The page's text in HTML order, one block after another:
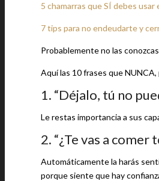
5 chamarras que SÍ debes usar
7 tips para no endeudarte y
Probablemente no las
Aquí las 10 frases que
1. “Déjalo, tú no
Le restas importancia a sus
2. “¿Te vas a comer
Automáticamente la harás
porque siente que hay